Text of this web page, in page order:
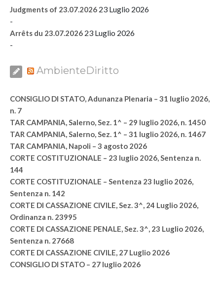
Judgments of 23.07.2026 23 Luglio 2026
-
Arrêts du 23.07.2026 23 Luglio 2026
-
AmbienteDiritto
CONSIGLIO DI STATO, Adunanza Plenaria – 31 luglio 2026,
n. 7
TAR CAMPANIA, Salerno, Sez. 1^ – 29 luglio 2026, n. 1450
TAR CAMPANIA, Salerno, Sez. 1^ – 31 luglio 2026, n. 1467
TAR CAMPANIA, Napoli – 3 agosto 2026
CORTE COSTITUZIONALE – 23 luglio 2026, Sentenza n.
144
CORTE COSTITUZIONALE – Sentenza 23 luglio 2026,
Sentenza n. 142
CORTE DI CASSAZIONE CIVILE, Sez. 3^, 24 Luglio 2026,
Ordinanza n. 23995
CORTE DI CASSAZIONE PENALE, Sez. 3^, 23 Luglio 2026,
Sentenza n. 27668
CORTE DI CASSAZIONE CIVILE, 27 Luglio 2026
CONSIGLIO DI STATO – 27 luglio 2026